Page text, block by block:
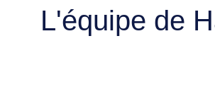
L'équipe de